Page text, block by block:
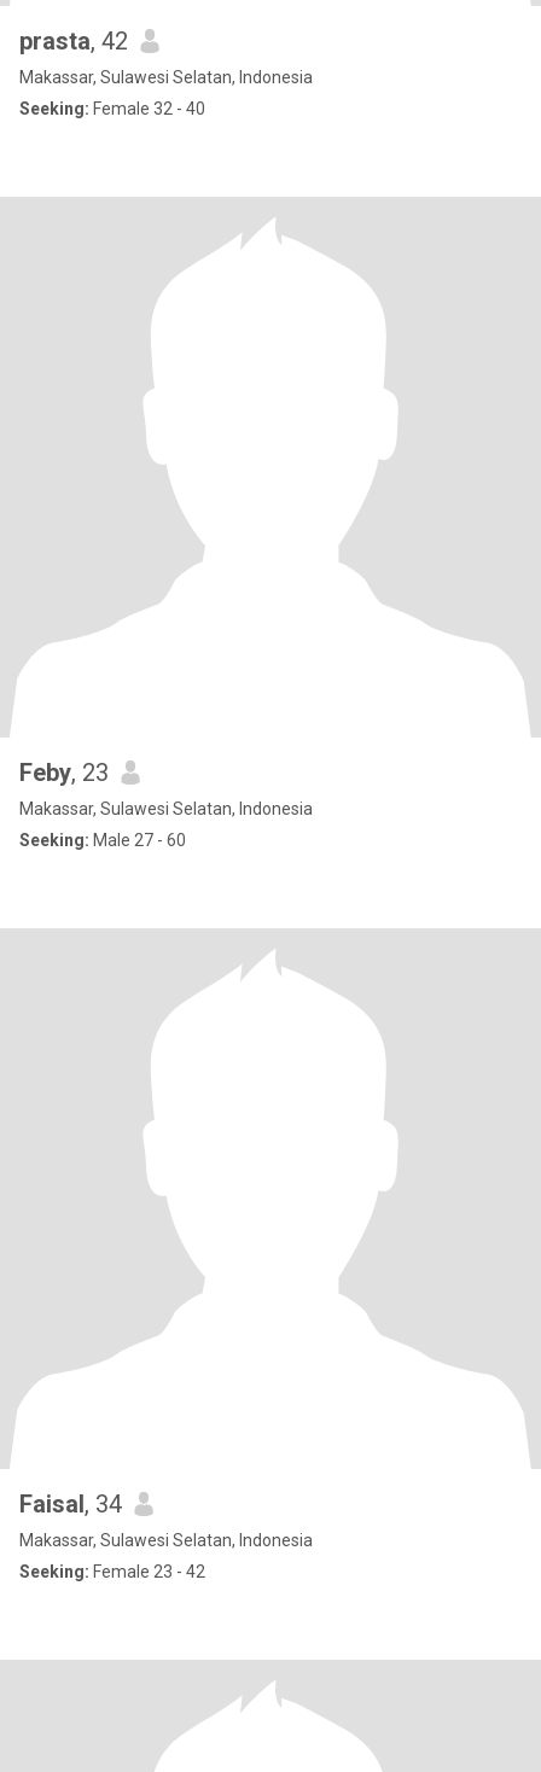
prasta, 42
Makassar, Sulawesi Selatan, Indonesia
Seeking: Female 32 - 40
Feby, 23
Makassar, Sulawesi Selatan, Indonesia
Seeking: Male 27 - 60
Faisal, 34
Makassar, Sulawesi Selatan, Indonesia
Seeking: Female 23 - 42